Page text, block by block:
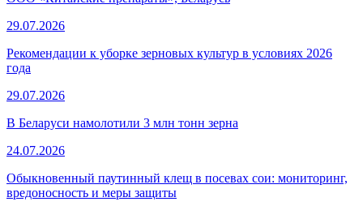
29.07.2026
Рекомендации к уборке зерновых культур в условиях 2026
года
29.07.2026
В Беларуси намолотили 3 млн тонн зерна
24.07.2026
Обыкновенный паутинный клещ в посевах сои: мониторинг,
вредоносность и меры защиты